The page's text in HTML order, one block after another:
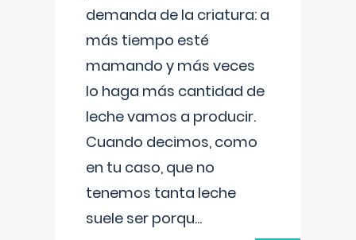
demanda de la criatura: a
más tiempo esté
mamando y más veces
lo haga más cantidad de
leche vamos a producir.
Cuando decimos, como
en tu caso, que no
tenemos tanta leche
suele ser porqu...